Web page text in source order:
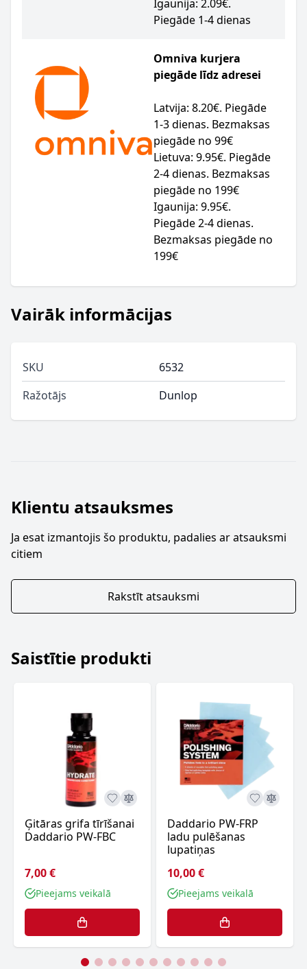
Igaunija: 2.09€.
Piegāde 1-4 dienas
Omniva kurjera
piegāde līdz adresei
Latvija: 8.20€. Piegāde
1-3 dienas. Bezmaksas
piegāde no 99€
Lietuva: 9.95€. Piegāde
2-4 dienas. Bezmaksas
piegāde no 199€
Igaunija: 9.95€.
Piegāde 2-4 dienas.
Bezmaksas piegāde no
199€
Vairāk informācijas
SKU
6532
Ražotājs
Dunlop
Klientu atsauksmes
Ja esat izmantojis šo produktu, padalies ar atsauksmi
citiem
Rakstīt atsauksmi
Saistītie produkti
Ģitāras grifa tīrīšanai
Daddario PW-FBC
7,00 €
Pieejams veikalā
Daddario PW-FRP
ladu pulēšanas
lupatiņas
10,00 €
Pieejams veikalā